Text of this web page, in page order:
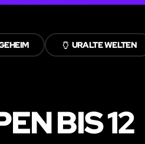
🏺 URALTE WELTEN
BIS 12